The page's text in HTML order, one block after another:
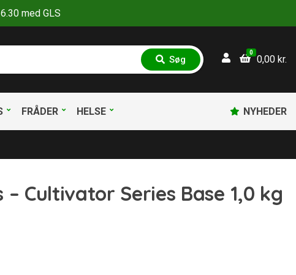
med GLS
S
ø
Søg
0
0,00 kr.
FRÅDER HELSE NYHEDER
Cultivator Series Base 1,0 kg